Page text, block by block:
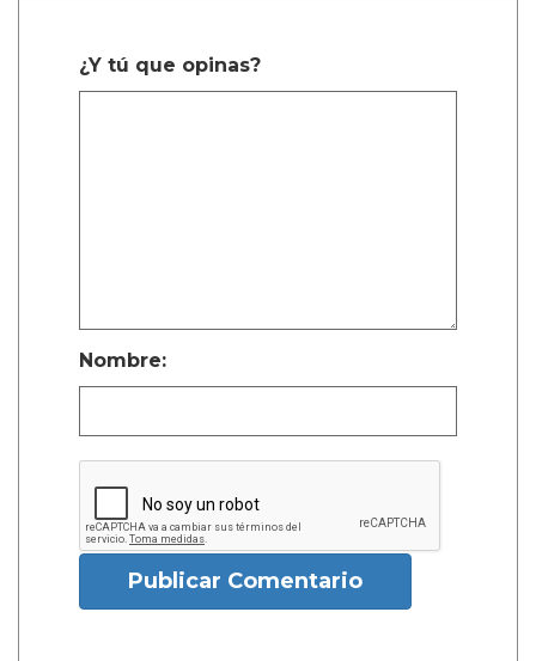
¿Y tú que opinas?
Nombre:
Publicar Comentario